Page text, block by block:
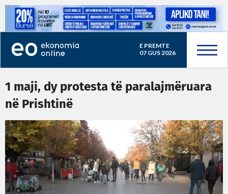
E PREMTE
07 GUS 2026
1 maji, dy protesta të paralajmëruara
në Prishtinë